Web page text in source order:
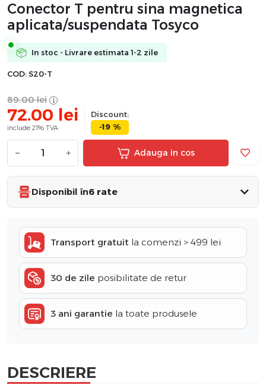
Conector T pentru sina magnetica
aplicata/suspendata Tosyco
In stoc - Livrare estimata 1-2 zile
COD: S20-T
89.00 lei
72.00 lei
include 21% TVA
Discount:
-19 %
− + Adauga in cos
Disponibil în6 rate
Transport gratuit la comenzi > 499 lei
30 de zile posibilitate de retur
3 ani garantie la toate produsele
DESCRIERE